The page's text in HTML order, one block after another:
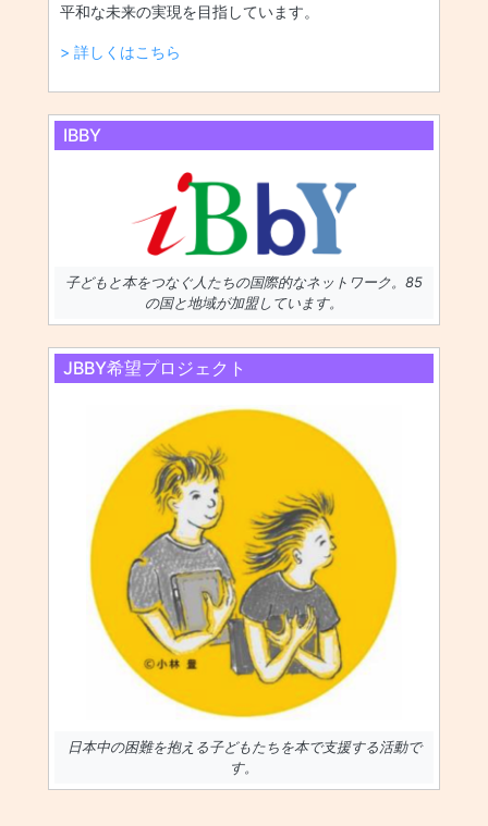
平和な未来の実現を目指しています。
> 詳しくはこちら
IBBY
子どもと本をつなぐ人たちの国際的なネットワーク。85
の国と地域が加盟しています。
JBBY希望プロジェクト
日本中の困難を抱える子どもたちを本で支援する活動で
す。